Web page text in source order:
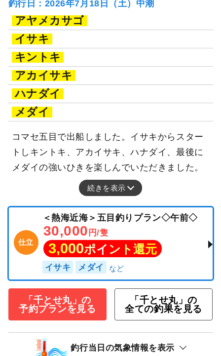
釣行日：2026年7月18日（土）中潮
アヤメカサゴ
イサキ
キントキ
アカイサキ
ハナダイ
メダイ
コマセ五目で出船しました。イサキからスター
トしキントキ、アカイサキ、ハナダイ、最後に
メダイの強いひきを楽しんでいただきました。
続きを表示
仕立
＜熱海近海＞五目釣りプラン◇午前◇
30,000 円/隻
3,000ポイント還元
イサキ メダイ
「千とせ丸」の
予約プランを見る
「千とせ丸」の
全ての釣果を見る
釣行当日の気象情報を表示